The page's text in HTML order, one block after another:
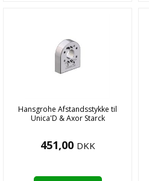
Hansgrohe Afstandsstykke til
Unica'D & Axor Starck
451,00 DKK